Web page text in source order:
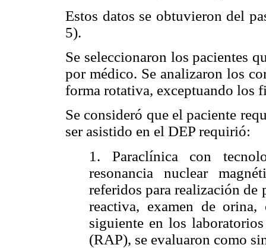
Estos datos se obtuvieron del
5).
Se seleccionaron los pacientes
por médico. Se analizaron los
forma rotativa, exceptuando los
Se consideró que el paciente
ser asistido en el DEP requirió:
1. Paraclínica con
resonancia nuclear
referidos para realización de
reactiva, examen de
siguiente en los
(RAP), se evaluaron como